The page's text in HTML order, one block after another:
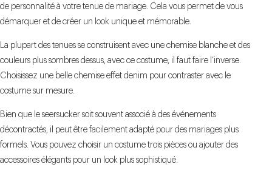
de personnalité à votre tenue de mariage. Cela vous permet de vous
démarquer et de créer un look unique et mémorable.
La plupart des tenues se construisent avec une chemise blanche et des
couleurs plus sombres dessus, avec ce costume, il faut faire l’inverse.
Choisissez une belle chemise effet denim pour contraster avec le
costume sur mesure.
Bien que le seersucker soit souvent associé à des événements
décontractés, il peut être facilement adapté pour des mariages plus
formels. Vous pouvez choisir un costume trois pièces ou ajouter des
accessoires élégants pour un look plus sophistiqué.